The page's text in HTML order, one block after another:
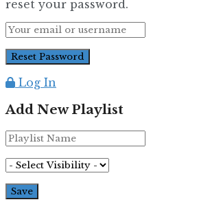
reset your password.
Log In
Add New Playlist